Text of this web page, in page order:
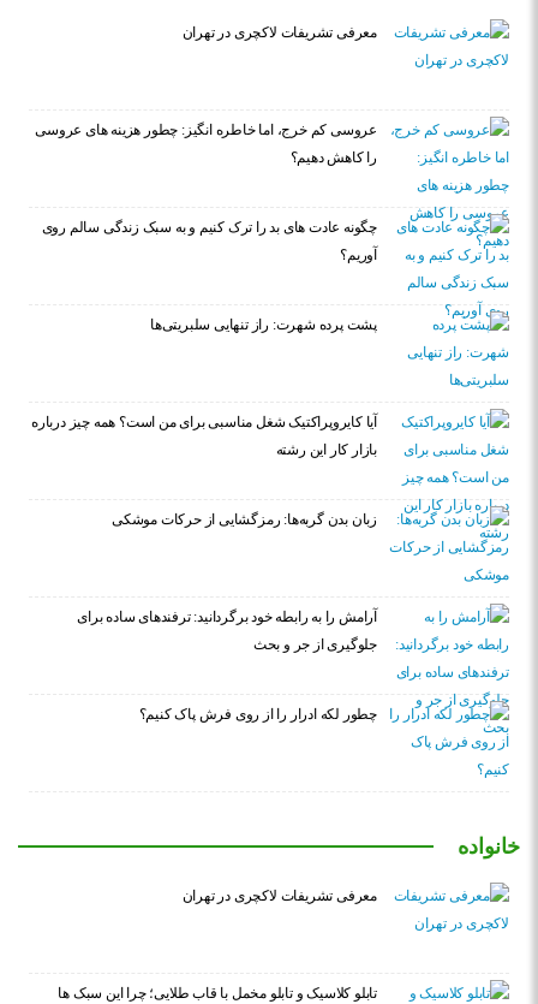
معرفی تشریفات لاکچری در تهران
عروسی کم خرج، اما خاطره انگیز: چطور هزینه های عروسی
را کاهش دهیم؟
چگونه عادت‌ های بد را ترک کنیم و به سبک زندگی سالم روی
آوریم؟
پشت پرده شهرت: راز تنهایی سلبریتی‌ها
آیا کایروپراکتیک شغل مناسبی برای من است؟ همه چیز درباره
بازار کار این رشته
زبان بدن گربه‌ها: رمزگشایی از حرکات موشکی
آرامش را به رابطه خود برگردانید: ترفندهای ساده برای
جلوگیری از جر و بحث
چطور لکه ادرار را از روی فرش پاک کنیم؟
خانواده
معرفی تشریفات لاکچری در تهران
تابلو کلاسیک و تابلو مخمل با قاب طلایی؛ چرا این سبک ها